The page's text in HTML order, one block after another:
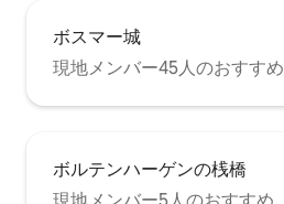
ボスマー城
現地メンバー45人のおすすめ
ボルテンハーゲンの桟橋